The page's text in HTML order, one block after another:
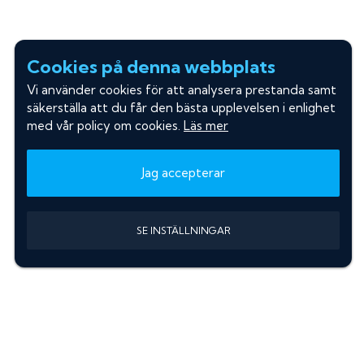
Cookies på denna webbplats
Vi använder cookies för att analysera prestanda samt
säkerställa att du får den bästa upplevelsen i enlighet
med vår policy om cookies. Läs mer
Jag accepterar
SE INSTÄLLNINGAR